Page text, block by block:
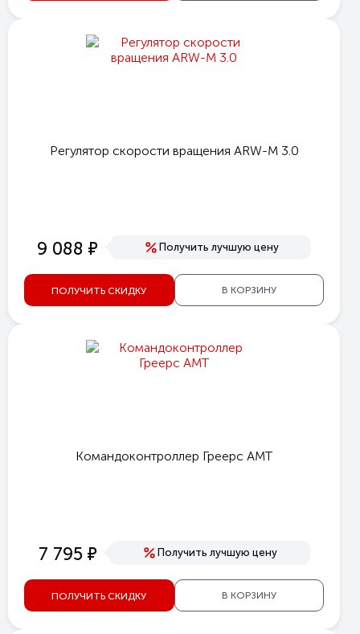
Регулятор скорости вращения ARW-M 3.0
9 088 е Получить лучшую цену
ПОЛУЧИТЬ СКИДКУ В КОРЗИНУ
Командоконтроллер Греерс AMT
7 795 е Получить лучшую цену
ПОЛУЧИТЬ СКИДКУ В КОРЗИНУ